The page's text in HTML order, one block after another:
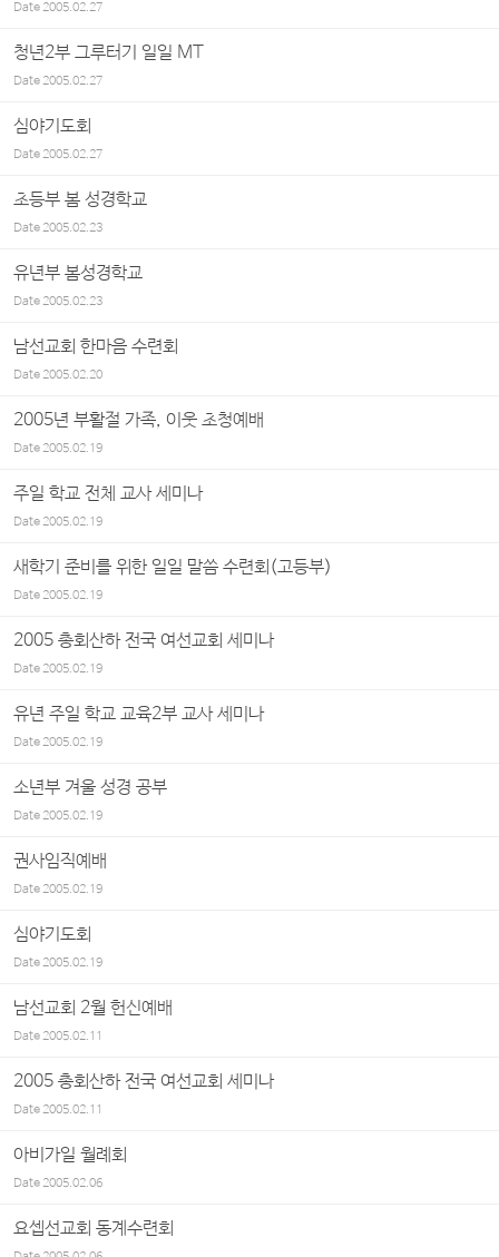
Date2005.02.27
청년2부 그루터기 일일 MT
Date2005.02.27
심야기도회
Date2005.02.27
초등부 봄 성경학교
Date2005.02.23
유년부 봄성경학교
Date2005.02.23
남선교회 한마음 수련회
Date2005.02.20
2005년 부활절 가족, 이웃 초청예배
Date2005.02.19
주일 학교 전체 교사 세미나
Date2005.02.19
새학기 준비를 위한 일일 말씀 수련회(고등부)
Date2005.02.19
2005 총회산하 전국 여선교회 세미나
Date2005.02.19
유년 주일 학교 교육2부 교사 세미나
Date2005.02.19
소년부 겨울 성경 공부
Date2005.02.19
권사임직예배
Date2005.02.19
심야기도회
Date2005.02.19
남선교회 2월 헌신예배
Date2005.02.11
2005 총회산하 전국 여선교회 세미나
Date2005.02.11
아비가일 월례회
Date2005.02.06
요셉선교회 동계수련회